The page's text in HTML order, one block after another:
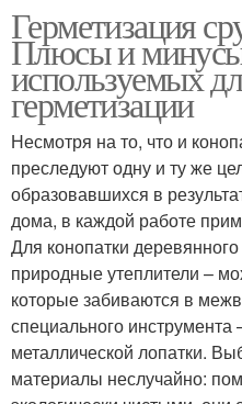
Герметизация
Плюсы и
используемых
герметизации
Несмотря на то, что и
преследуют одну и ту же
образовавшихся в
дома, в каждой работе
Для конопатки
природные утеплители –
которые забиваются в
специального
металлической лопатки.
материалы неслучайно: